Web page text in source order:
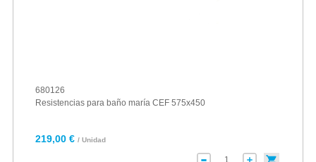
680126
Resistencias para baño maría CEF 575x450
219,00 € / Unidad